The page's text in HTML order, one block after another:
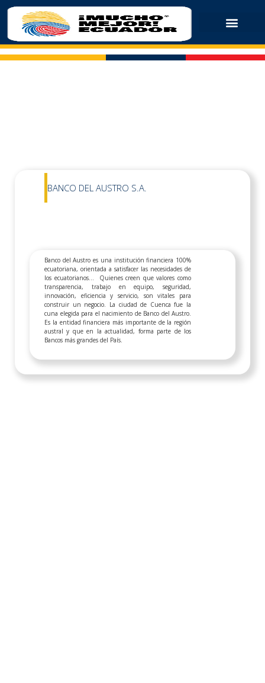
BANCO DEL AUSTRO S.A.
Banco del Austro es una institución financiera 100%
ecuatoriana, orientada a satisfacer las necesidades de
los ecuatorianos... Quienes creen que valores como
transparencia, trabajo en equipo, seguridad,
innovación, eficiencia y servicio, son vitales para
construir un negocio. La ciudad de Cuenca fue la
cuna elegida para el nacimiento de Banco del Austro.
Es la entidad financiera más importante de la región
austral y que en la actualidad, forma parte de los
Bancos más grandes del País.